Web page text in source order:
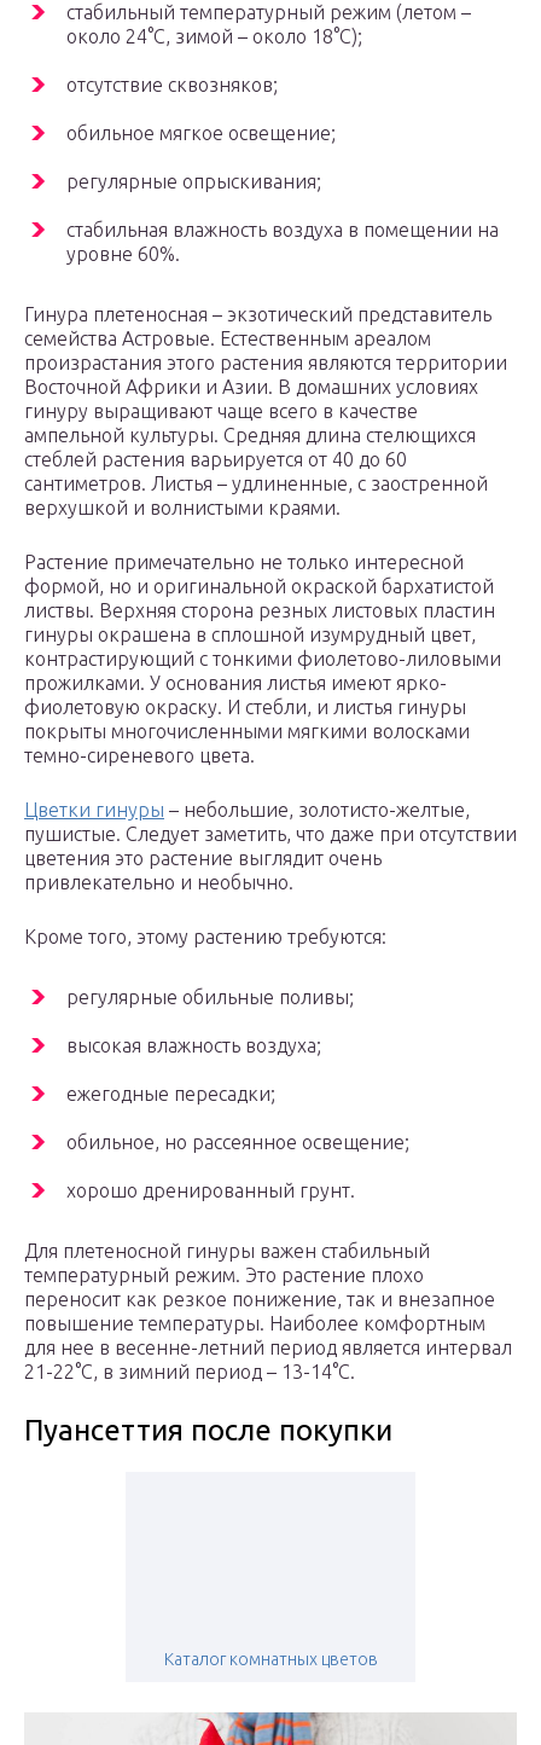
стабильный температурный режим (летом –
около 24°С, зимой – около 18°С);
отсутствие сквозняков;
обильное мягкое освещение;
регулярные опрыскивания;
стабильная влажность воздуха в помещении на
уровне 60%.
Гинура плетеносная – экзотический представитель
семейства Астровые. Естественным ареалом
произрастания этого растения являются территории
Восточной Африки и Азии. В домашних условиях
гинуру выращивают чаще всего в качестве
ампельной культуры. Средняя длина стелющихся
стеблей растения варьируется от 40 до 60
сантиметров. Листья – удлиненные, с заостренной
верхушкой и волнистыми краями.
Растение примечательно не только интересной
формой, но и оригинальной окраской бархатистой
листвы. Верхняя сторона резных листовых пластин
гинуры окрашена в сплошной изумрудный цвет,
контрастирующий с тонкими фиолетово-лиловыми
прожилками. У основания листья имеют ярко-
фиолетовую окраску. И стебли, и листья гинуры
покрыты многочисленными мягкими волосками
темно-сиреневого цвета.
Цветки гинуры – небольшие, золотисто-желтые,
пушистые. Следует заметить, что даже при отсутствии
цветения это растение выглядит очень
привлекательно и необычно.
Кроме того, этому растению требуются:
регулярные обильные поливы;
высокая влажность воздуха;
ежегодные пересадки;
обильное, но рассеянное освещение;
хорошо дренированный грунт.
Для плетеносной гинуры важен стабильный
температурный режим. Это растение плохо
переносит как резкое понижение, так и внезапное
повышение температуры. Наиболее комфортным
для нее в весенне-летний период является интервал
21-22°С, в зимний период – 13-14°С.
Пуансеттия после покупки
Каталог комнатных цветов